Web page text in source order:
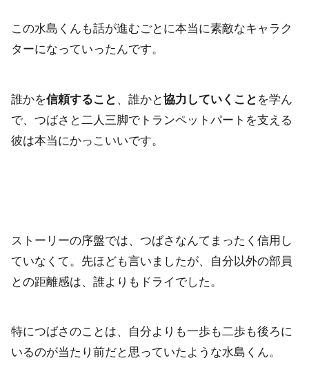
この水島くんも話が進むごとに本当に素敵なキャラク
ターになっていったんです。
誰かを信頼すること 、誰かと協力していくこと を学ん
で、つばさと二人三脚でトランペットパートを支える
彼は本当にかっこいいです。
ストーリーの序盤では、つばさなんてまったく信用し
ていなくて。先ほども言いましたが、自分以外の部員
との距離感は、誰よりもドライでした。
特につばさのことは、自分よりも一歩も二歩も後ろに
いるのが当たり前だと思っていたような水島くん。